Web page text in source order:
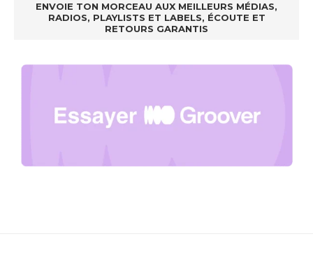
ENVOIE TON MORCEAU AUX MEILLEURS MÉDIAS,
RADIOS, PLAYLISTS ET LABELS, ÉCOUTE ET
RETOURS GARANTIS